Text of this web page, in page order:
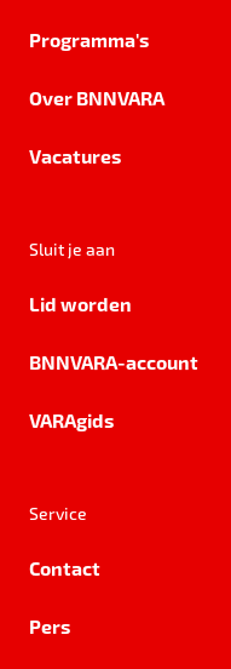
Programma's
Over BNNVARA
Vacatures
Sluit je aan
Lid worden
BNNVARA-account
VARAgids
Service
Contact
Pers